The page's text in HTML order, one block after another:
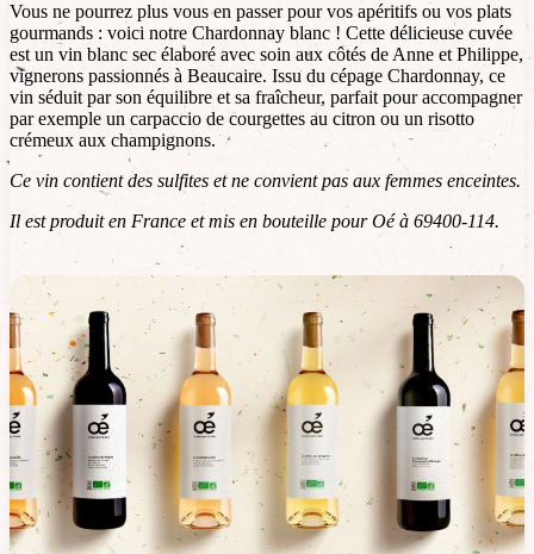
Vous ne pourrez plus vous en passer pour vos apéritifs ou vos plats
gourmands : voici notre Chardonnay blanc ! Cette délicieuse cuvée
est un vin blanc sec élaboré avec soin aux côtés de Anne et Philippe,
vignerons passionnés à Beaucaire. Issu du cépage Chardonnay, ce
vin séduit par son équilibre et sa fraîcheur, parfait pour accompagner
par exemple un carpaccio de courgettes au citron ou un risotto
crémeux aux champignons.
Ce vin contient des sulfites et ne convient pas aux femmes enceintes.
Il est produit en France et mis en bouteille pour Oé à 69400-114.